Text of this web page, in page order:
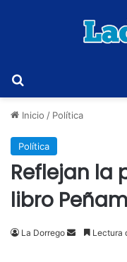
Inicio / Política
Política
Reflejan la
libro
La Dorrego
SendLectura